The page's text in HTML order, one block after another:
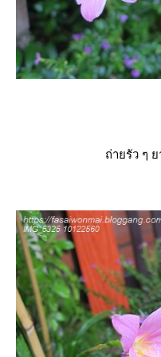
ถ่ายรัว ๆ